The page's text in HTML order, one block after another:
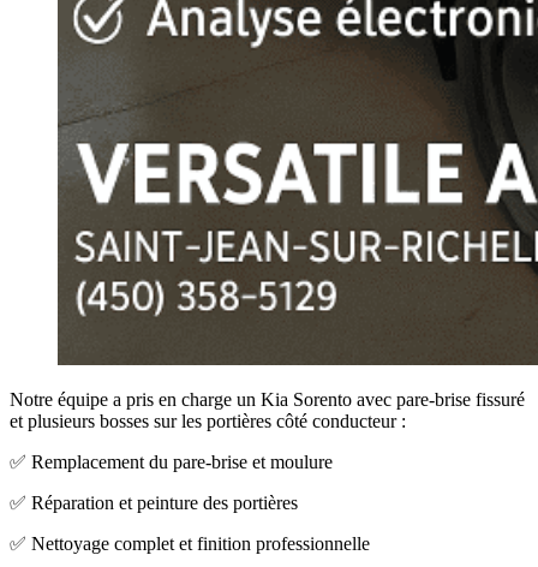
Notre équipe a pris en charge un Kia Sorento avec pare-brise fissuré
et plusieurs bosses sur les portières côté conducteur :
✅ Remplacement du pare-brise et moulure
✅ Réparation et peinture des portières
✅ Nettoyage complet et finition professionnelle